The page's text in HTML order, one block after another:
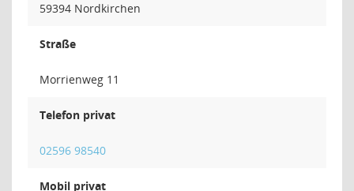
59394 Nordkirchen
Straße
Morrienweg 11
Telefon privat
02596 98540
Mobil privat